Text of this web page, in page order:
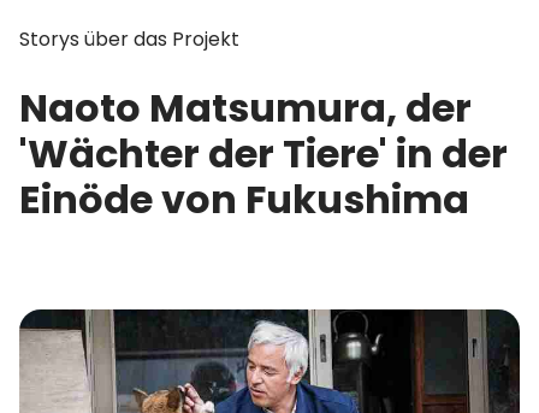
Storys über das Projekt
Naoto Matsumura, der
'Wächter der Tiere' in der
Einöde von Fukushima